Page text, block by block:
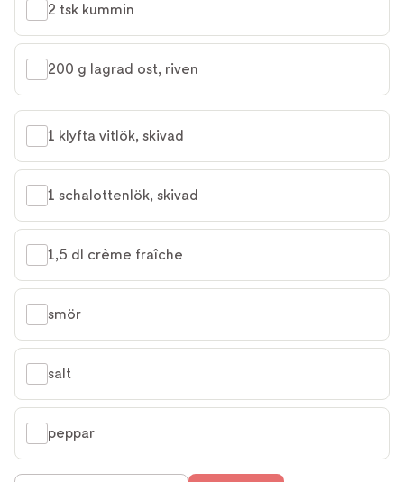
2 tsk kummin
200 g lagrad ost, riven
1 klyfta vitlök, skivad
1 schalottenlök, skivad
1,5 dl crème fraîche
smör
salt
peppar